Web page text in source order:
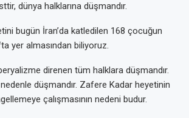
dünya halklarına düşmandır.
bugün İran’da katledilen 168 çocuğun
yer almasından biliyoruz.
direnen tüm halklara düşmandır.
düşmandır. Zafere Kadar heyetinin
çalışmasının nedeni budur.